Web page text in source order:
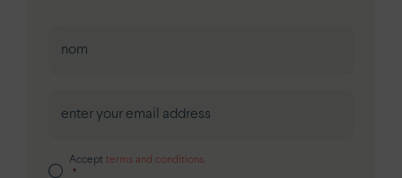
Accept terms and conditions.
*